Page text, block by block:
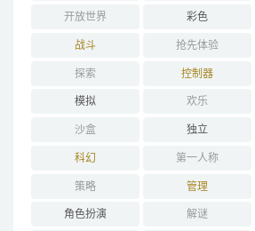
开放世界 彩色
战斗 抢先体验
探索 控制器
模拟 欢乐
沙盒 独立
科幻 第一人称
策略 管理
角色扮演 解谜